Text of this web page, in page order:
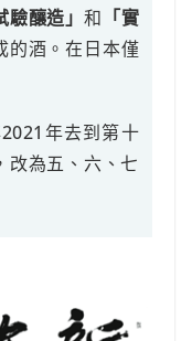
驗釀造」 和 「實
的酒。在日本僅
年去到第十
改為五、六、七